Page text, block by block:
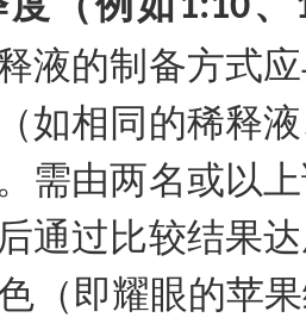
液的制备方式
如相同的稀释
需由两名或以
通过比较结果
（即耀眼的苹